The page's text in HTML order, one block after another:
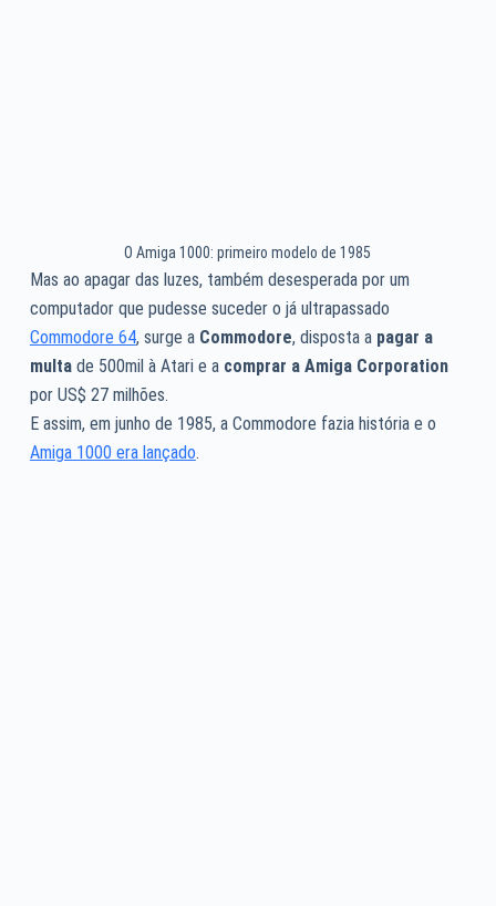
O Amiga 1000: primeiro modelo de 1985
Mas ao apagar das luzes, também desesperada por um
computador que pudesse suceder o já ultrapassado
Commodore 64, surge a Commodore, disposta a pagar a
multade 500mil à Atari e a comprar a Amiga Corporation
por US$ 27 milhões.
E assim, em junho de 1985, a Commodore fazia história e o
Amiga 1000 era lançado.